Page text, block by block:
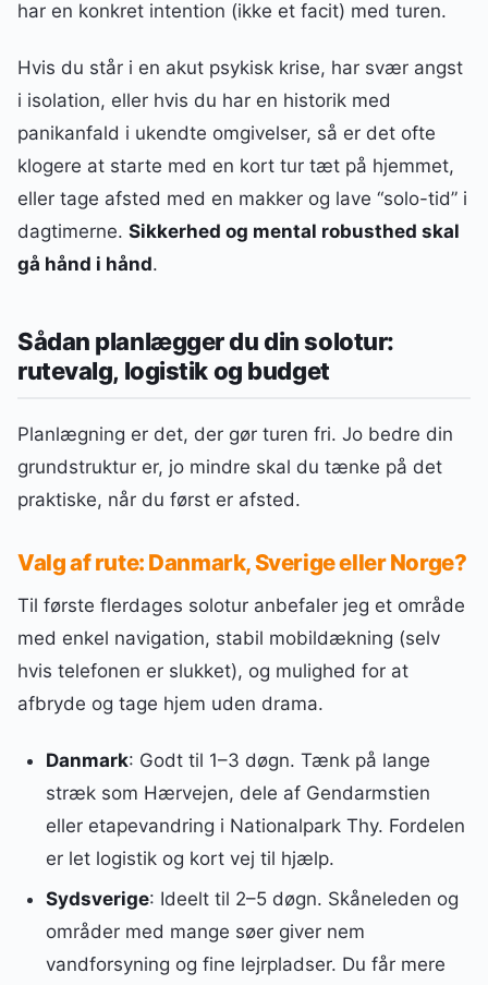
har en konkret intention (ikke et facit) med turen.
Hvis du står i en akut psykisk krise, har svær angst
i isolation, eller hvis du har en historik med
panikanfald i ukendte omgivelser, så er det ofte
klogere at starte med en kort tur tæt på hjemmet,
eller tage afsted med en makker og lave “solo-tid” i
dagtimerne. Sikkerhed og mental robusthed skal
gå hånd i hånd.
Sådan planlægger du din solotur:
rutevalg, logistik og budget
Planlægning er det, der gør turen fri. Jo bedre din
grundstruktur er, jo mindre skal du tænke på det
praktiske, når du først er afsted.
Valg af rute: Danmark, Sverige eller Norge?
Til første flerdages solotur anbefaler jeg et område
med enkel navigation, stabil mobildækning (selv
hvis telefonen er slukket), og mulighed for at
afbryde og tage hjem uden drama.
Danmark: Godt til 1–3 døgn. Tænk på lange
stræk som Hærvejen, dele af Gendarmstien
eller etapevandring i Nationalpark Thy. Fordelen
er let logistik og kort vej til hjælp.
Sydsverige: Ideelt til 2–5 døgn. Skåneleden og
områder med mange søer giver nem
vandforsyning og fine lejrpladser. Du får mere